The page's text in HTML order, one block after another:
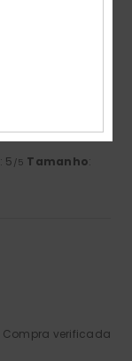
: 5 /5 Tamanho:
Compra verificada